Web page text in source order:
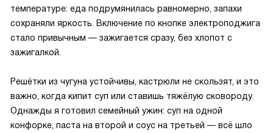
температуре: еда подрумянилась равномерно, запахи
сохраняли яркость. Включение по кнопке электроподжига
стало привычным — зажигается сразу, без хлопот с
зажигалкой.
Решётки из чугуна устойчивы, кастрюли не скользят, и это
важно, когда кипит суп или ставишь тяжёлую сковороду.
Однажды я готовил семейный ужин: суп на одной
конфорке, паста на второй и соус на третьей — всё шло